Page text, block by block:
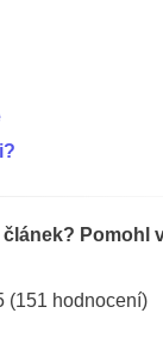
Pomohl
(151 hodnocení)